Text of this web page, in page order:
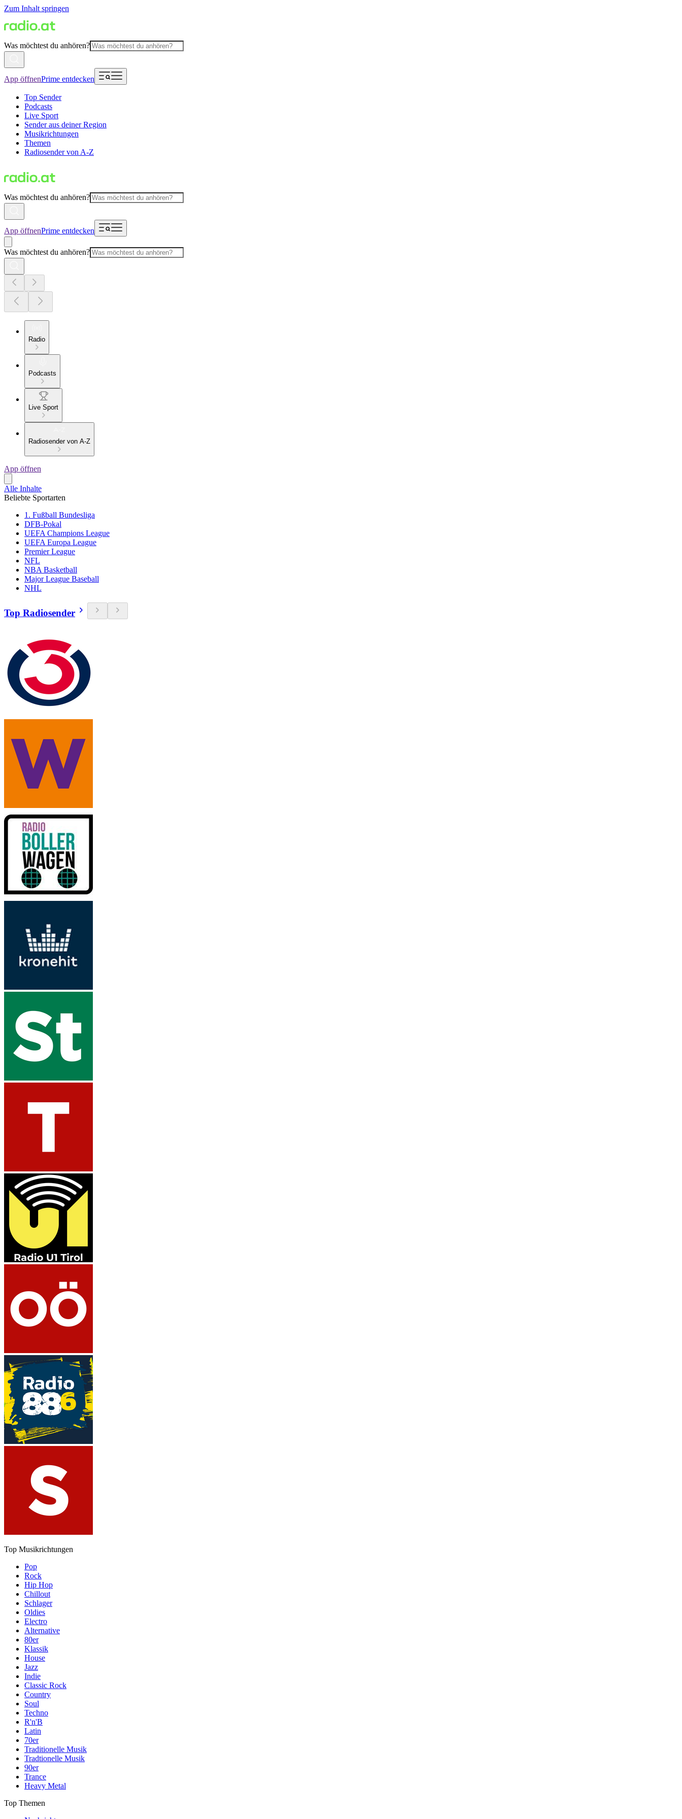
Zum Inhalt springen
Was möchtest du anhören?
App öffnenPrime entdecken
Top Sender
Podcasts
Live Sport
Sender aus deiner Region
Musikrichtungen
Themen
Radiosender von A-Z
Was möchtest du anhören?
App öffnenPrime entdecken
Was möchtest du anhören?
Radio
Podcasts
Live Sport
Radiosender von A-Z
App öffnen
Alle Inhalte
Beliebte Sportarten
1. Fußball Bundesliga
DFB-Pokal
UEFA Champions League
UEFA Europa League
Premier League
NFL
NBA Basketball
Major League Baseball
NHL
Top Radiosender
Top Musikrichtungen
Pop
Rock
Hip Hop
Chillout
Schlager
Oldies
Electro
Alternative
80er
Klassik
House
Jazz
Indie
Classic Rock
Country
Soul
Techno
R'n'B
Latin
70er
Traditionelle Musik
Tradtionelle Musik
90er
Trance
Heavy Metal
Top Themen